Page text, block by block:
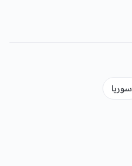
سوريا